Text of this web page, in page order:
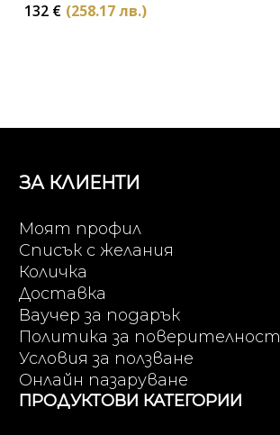
132 € (258.17 лв.)
ЗА КЛИЕНТИ
Моят профил
Списък с желания
Количка
Доставка
Ваучер за подарък
Политика за поверителност
Условия за ползване
Онлайн пазаруване
ПРОДУКТОВИ КАТЕГОРИИ